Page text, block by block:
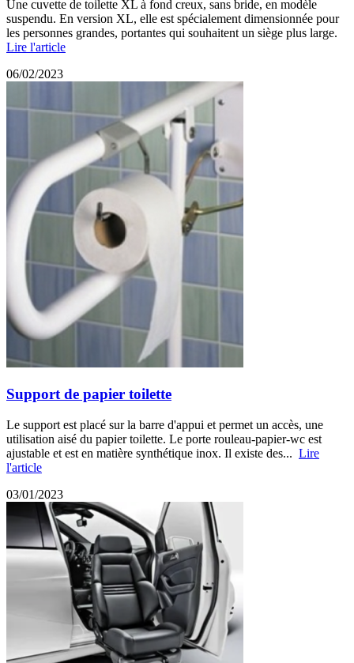
Une cuvette de toilette XL à fond creux, sans bride, en modèle
suspendu. En version XL, elle est spécialement dimensionnée pour
les personnes grandes, portantes qui souhaitent un siège plus large.
Lire l'article
06/02/2023
Support de papier toilette
Le support est placé sur la barre d'appui et permet un accès, une
utilisation aisé du papier toilette. Le porte rouleau-papier-wc est
ajustable et est en matière synthétique inox. Il existe des... Lire
l'article
03/01/2023